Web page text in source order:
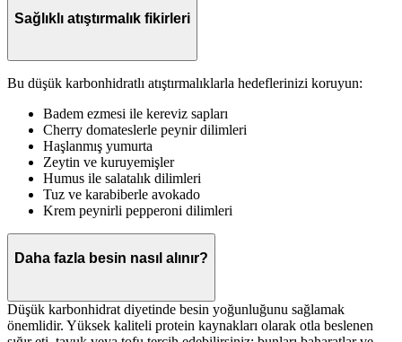
Sağlıklı atıştırmalık fikirleri
Bu düşük karbonhidratlı atıştırmalıklarla hedeflerinizi koruyun:
Badem ezmesi ile kereviz sapları
Cherry domateslerle peynir dilimleri
Haşlanmış yumurta
Zeytin ve kuruyemişler
Humus ile salatalık dilimleri
Tuz ve karabiberle avokado
Krem peynirli pepperoni dilimleri
Daha fazla besin nasıl alınır?
Düşük karbonhidrat diyetinde besin yoğunluğunu sağlamak
önemlidir. Yüksek kaliteli protein kaynakları olarak otla beslenen